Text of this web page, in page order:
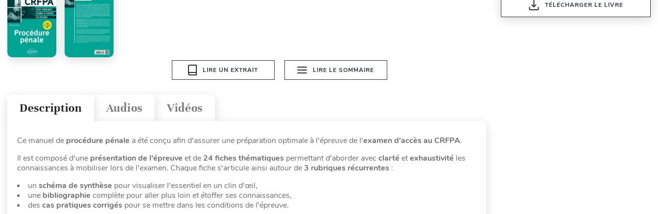
LIRE UN EXTRAIT LIRE LE SOMMAIRE
Vidéos
Audios
Description
Ce manuel de procédure pénale a été conçu afin d'assurer une préparation optimale à l'épreuve de l'examen d'accès au CRFPA.
Il est composé d'une présentation de l'épreuve et de 24 fiches thématiques permettant d'aborder avecclarté etexhaustivité les
connaissances à mobiliser lors de l'examen. Chaque fiche s'articule ainsi autour de3 rubriques récurrentes :
un schéma de synthèse pour visualiser l'essentiel en un clin d'œil,
une bibliographie complète pour aller plus loin et étoffer ses connaissances,
des cas pratiques corrigés pour se mettre dans les conditions de l'épreuve.
TÉLÉCHARGER LE LIVRE